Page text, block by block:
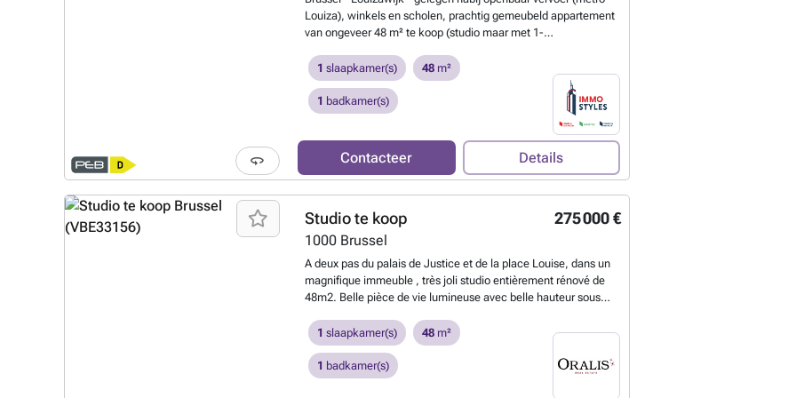
Louiza), winkels en scholen, prachtig gemeubeld appartement
van ongeveer 48 m² te koop (studio maar met 1-
woonkamer, volledig uitgeruste open keuken, nachthal, 1
aparte slaapkamer, een badkamer. Maandelijkse lasten:
ongeveer €175 (water, verwarming, aandeel in de
gemeenschappelijke kosten + reservefonds). Momenteel
verhuurd voor €1.025 per maand. EPC: D. Informatie &
bezoeken: ### of via e-mail: ###
Meer weten?
1 slaapkamer(s) 48 m²
1 badkamer(s)
Contacteer Details
275 000 €
Studio te koop
1000 Brussel
A deux pas du palais de Justice et de la place Louise, dans un
magnifique immeuble , très joli studio entièrement rénové de
48m2. Belle pièce de vie lumineuse avec belle hauteur sous
salle de bains. Coin buanderie. Cave . Local vélo. Le bien est
vendu meublé. PEB: D. Excellent investissement ou pour primo-
acquéreurs. A voir sans tarder. Informations et visites au ###
ou au ###Meer weten?
1 slaapkamer(s) 48 m²
1 badkamer(s)